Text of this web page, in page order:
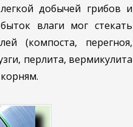
добычей грибов и
влаги мог стекать
(компоста, перегноя,
перлита, вермикулита